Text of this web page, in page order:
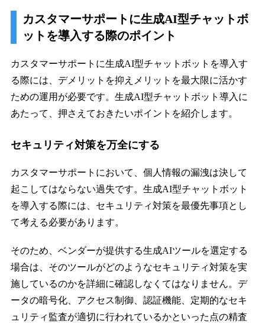
カスタマーサポートに生成AI型チャットボ
ットを導入する際のポイント
カスタマーサポートに生成AI型チャットボットを導入す
る際には、デメリットを抑えメリットを最大限に活かす
ための運用が必要です。生成AI型チャットボット導入に
あたって、押さえておきたいポイントを紹介します。
セキュリティ対策を万全にする
カスタマーサポートにおいて、個人情報の漏洩は決して
起こしてはならない過失です。生成AI型チャットボット
を導入する際には、セキュリティ対策を最優先事項とし
て考える必要があります。
そのため、ベンダーが提供する生成AIツールを選定する
場合は、そのツールがどのようなセキュリティ対策を実
施しているのかを詳細に確認しなくてはなりません。デ
ータの暗号化、アクセス制御、認証機能、定期的なセキ
ュリティ監査が適切に行われているかといった点の精査